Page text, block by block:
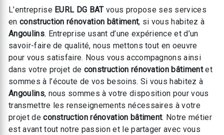
L’entreprise EURL DG BATvous propose ses services
en construction rénovation bâtiment, si vous habitez à
Angoulins. Entreprise usant d’une expérience et d’un
savoir-faire de qualité, nous mettons tout en oeuvre
pour vous satisfaire. Nous vous accompagnons ainsi
dans votre projet de construction rénovation bâtimentet
sommes à l’écoute de vos besoins. Si vous habitez à
Angoulins, nous sommes à votre disposition pour vous
transmettre les renseignements nécessaires à votre
projet deconstruction rénovation bâtiment. Notre métier
est avant tout notre passion et le partager avec vous